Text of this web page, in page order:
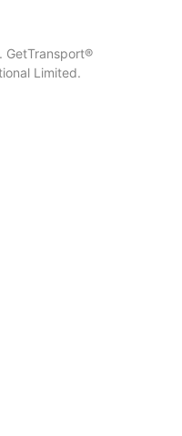
GetTransport®
Limited.